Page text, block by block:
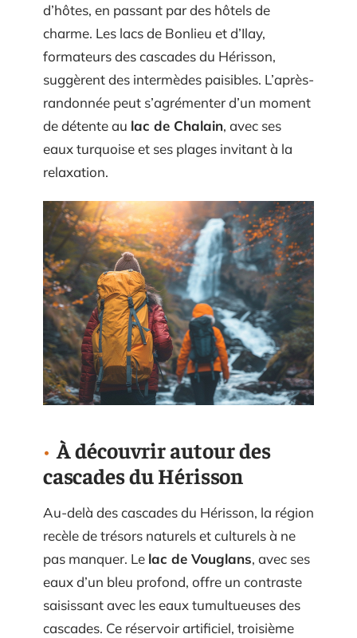
d’hôtes, en passant par des hôtels de
charme. Les lacs de Bonlieu et d’Ilay,
formateurs des cascades du Hérisson,
suggèrent des intermèdes paisibles. L’après-
randonnée peut s’agrémenter d’un moment
de détente au lac de Chalain, avec ses
eaux turquoise et ses plages invitant à la
relaxation.
À découvrir autour des
cascades du Hérisson
Au-delà des cascades du Hérisson, la région
recèle de trésors naturels et culturels à ne
pas manquer. Le lac de Vouglans, avec ses
eaux d’un bleu profond, offre un contraste
saisissant avec les eaux tumultueuses des
cascades. Ce réservoir artificiel, troisième